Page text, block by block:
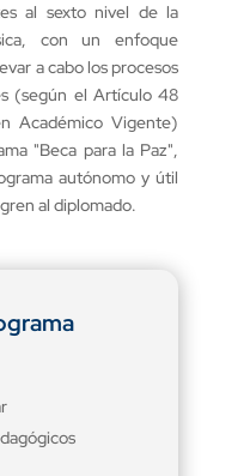
al sexto nivel de la
con un enfoque
a cabo los procesos
(según el Artículo 48
Académico Vigente)
"Beca para la Paz",
autónomo y útil
al diplomado.